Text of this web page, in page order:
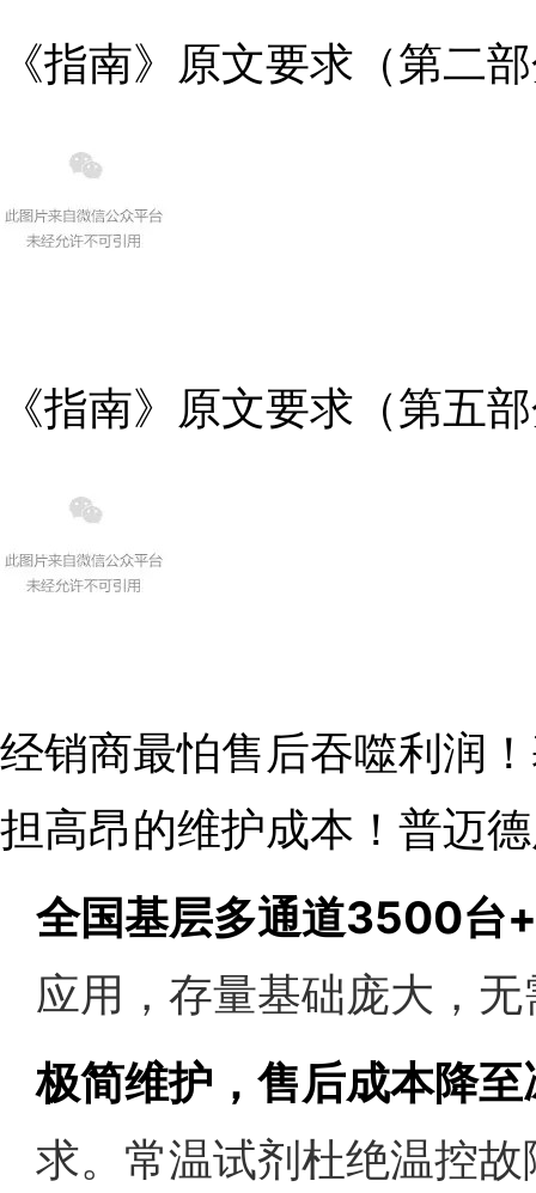
《指南》原文要求（第二
《指南》原文要求（第五
经销商最怕售后吞噬利润
担高昂的维护成本！普迈
全国基层多通道3500台+
应用，存量基础庞大，
极简维护，售后成本降至
求。 常温试剂 杜绝温控